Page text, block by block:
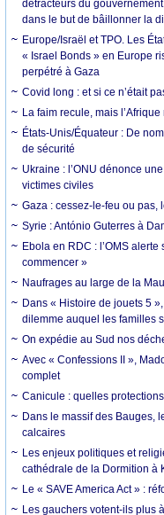
détracteurs du
dans le but de bâillonner la
Europe/Israël et TPO. Les
« Israel Bonds » en Europe
perpétré à Gaza
Covid long : et si ce n’était
La faim recule, mais
États-Unis/Équateur : De
de sécurité
Ukraine : l’ONU dénonce
victimes civiles
Gaza : cessez-le-feu ou
Syrie : António Guterres à
Ebola en RDC : l’OMS
commencer »
Naufrages au large de la
Dans « Histoire de jouets 5
dilemme auquel les familles
On expédie au Sud nos
Avec « Confessions II »,
complet
Canicule : quelles
Dans le massif des Bauges,
calcaires
Les enjeux politiques et
cathédrale de la Dormition à
Le « SAVE America Act » :
Les gauchers votent-ils plus